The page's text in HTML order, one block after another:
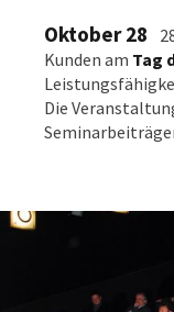
Oktober 28
Kunden am Tag
Die